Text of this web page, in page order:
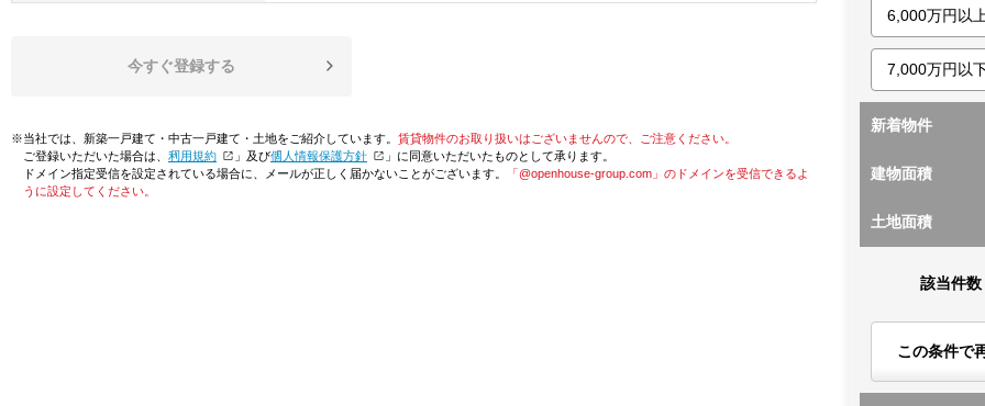
今すぐ登録する
※当社では、新築一戸建て・中古一戸建て・土地をご紹介しています。 賃貸物件のお取り扱いはございませんので、ご注意ください。
ご登録いただいた場合は、「利用規約 」及び「個人情報保護方針
」に同意いただいたものとして承ります。
ドメイン指定受信を設定されている場合に、メールが正しく届かないことがございます。
「@openhouse-group.com」のドメインを受信できるよ
うに設定してください。
新着物件
建物面積
土地面積
該当件数
この条件で